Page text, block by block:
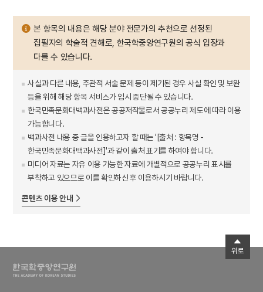
본 항목의 내용은 해당 분야 전문가의 추천으로 선정된
집필자의 학술적 견해로, 한국학중앙연구원의 공식 입장과
다를 수 있습니다.
사실과 다른 내용, 주관적 서술 문제 등이 제기된 경우 사실 확인 및 보완
등을 위해 해당 항목 서비스가 임시 중단될 수 있습니다.
한국민족문화대백과사전은 공공저작물로서 공공누리 제도에 따라 이용
가능합니다.
백과사전 내용 중 글을 인용하고자 할 때는 '[출처 : 항목명 -
한국민족문화대백과사전]'과 같이 출처 표기를 하여야 합니다.
미디어 자료는 자유 이용 가능한 자료에 개별적으로 공공누리 표시를
부착하고 있으므로 이를 확인하신 후 이용하시기 바랍니다.
콘텐츠 이용 안내
위로